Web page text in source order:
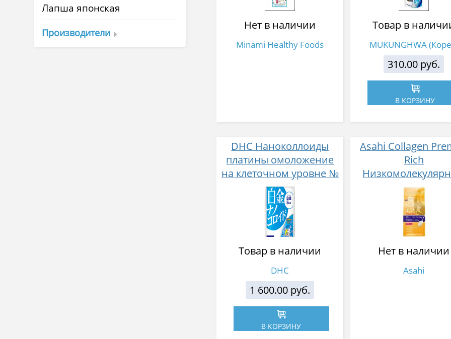
Лапша японская
Производители
Нет в наличии
Minami Healthy Foods
Товар в
MUKUNGHWA
310.00 руб.
В КОРЗИНУ
DHC Наноколлоиды
платины омоложение
на клеточном уровне №
30
Товар в наличии
DHC
1 600.00 руб.
В КОРЗИНУ
Asahi Collagen
Rich
коллаген с
наноколагеном
компонентов для
красоты и
378 г
Нет в наличии
Asahi